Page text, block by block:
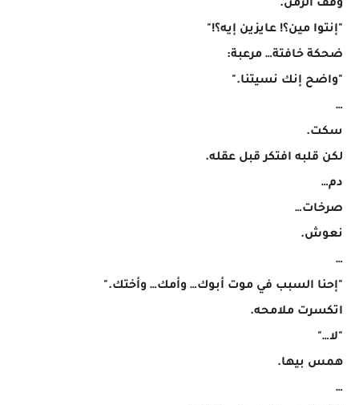
وقف الزمن.
"إنتوا مين؟! عايزين إيه؟!"
ضحكة خافتة… مرعبة:
"واضح إنك نسيتنا."
…
سكت.
لكن قلبه افتكر قبل عقله.
دم…
صرخات…
نعوش.
…
"إحنا السبب في موت أبوك… وأمك… وأختك."
اتكسرت ملامحه.
"لا…"
همس بيها.
…